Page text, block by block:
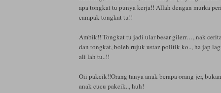
apa tongkat tu punya kerja!! Allah dengan murka
campak tongkat tu!!
Ambik!! Tongkat tu jadi ular besar gilerr…, nak
dan tongkat, boleh rujuk ustaz politik ko.., ha jap
ali lah tu..!!
Oii pakcik!!Orang tanya anak berapa orang jer,
anak cucu pakcik.., huh!